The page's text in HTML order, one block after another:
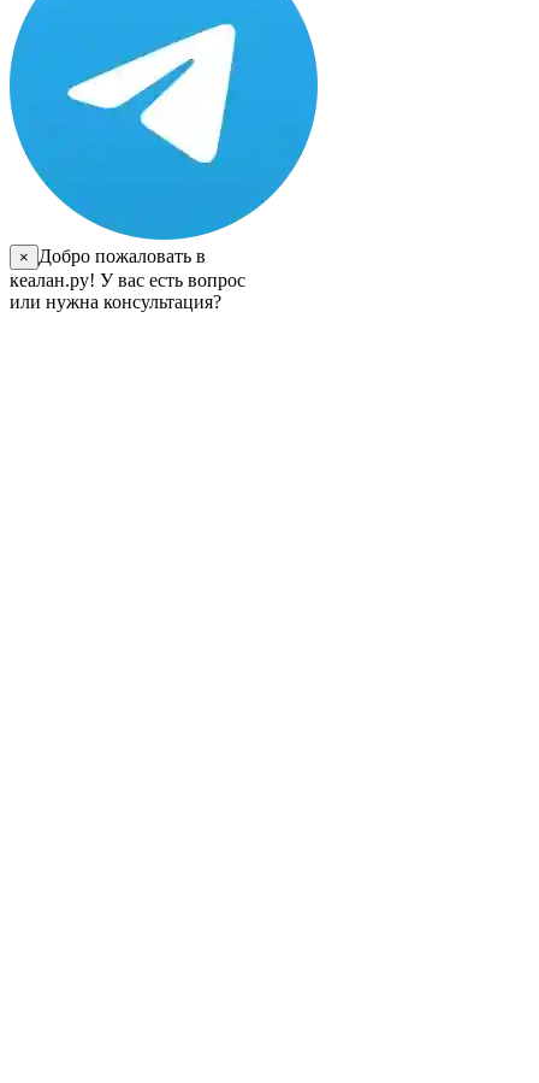
×
Добро пожаловать в
кеалан.ру! У вас есть вопрос
или нужна консультация?